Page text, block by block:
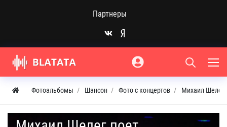
Партнеры
Фотоальбомы Шансон Фото с концертов Михаил Шелег.